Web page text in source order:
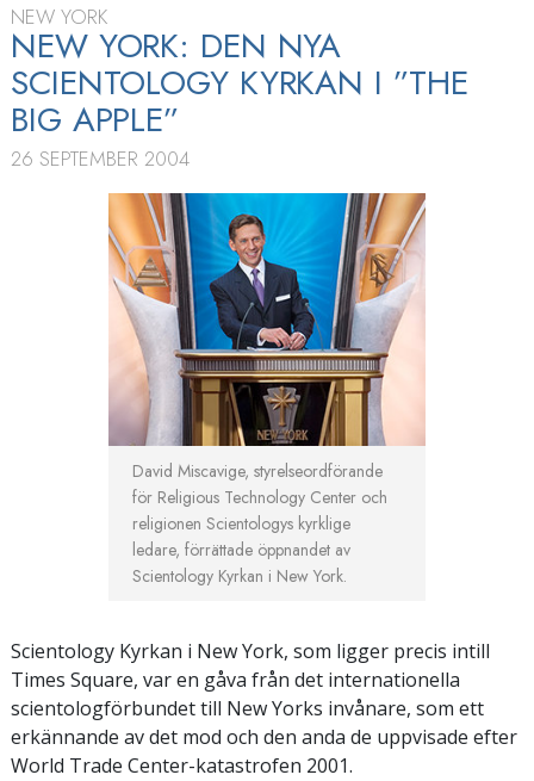
RUNDTUR
INVIGNING
NEW YORK
NEW YORK: DEN NYA
SCIENTOLOGY KYRKAN I ”THE
BIG APPLE”
26 SEPTEMBER 2004
David Miscavige, styrelseordförande
för Religious Technology Center och
religionen Scientologys kyrklige
ledare, förrättade öppnandet av
Scientology Kyrkan i New York.
Scientology Kyrkan i New York, som ligger precis intill
Times Square, var en gåva från det internationella
scientologförbundet till New Yorks invånare, som ett
erkännande av det mod och den anda de uppvisade efter
World Trade Center-katastrofen 2001.